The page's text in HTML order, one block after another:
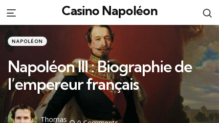
Menu Casino Napoléon
Categories
Posted
in
NAPOLÉON
Napoléon III : Biographie de
l’empereur français
Posted
Thomas